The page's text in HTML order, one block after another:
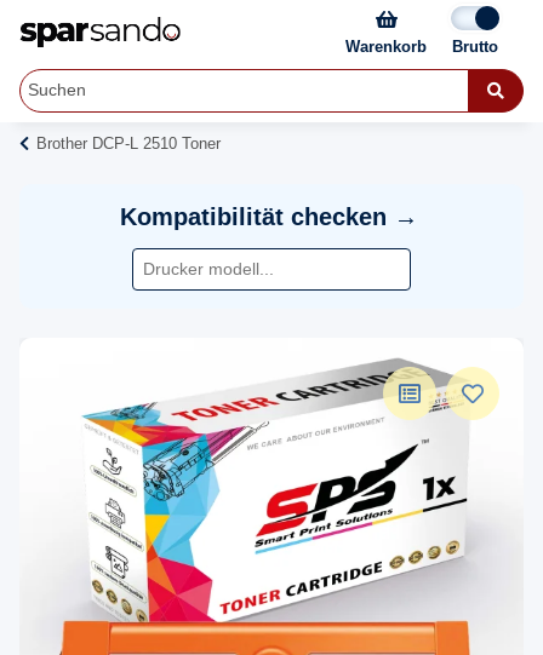
Warenkorb
Brother DCP-L 2510 Toner
Kompatibilität checken →